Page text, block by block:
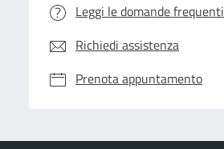
Leggi le domande frequenti
Richiedi assistenza
Prenota appuntamento